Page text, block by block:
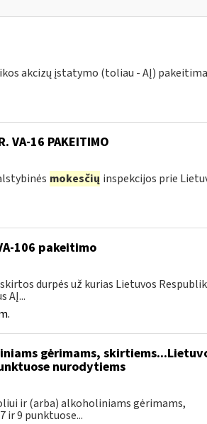
akcizų įstatymo (toliau - AĮ)
VA-16 PAKEITIMO
mokesčių inspekcijos prie
106 pakeitimo
durpės už kurias Lietuvos
AĮ...
gėrimams,
nurodytiems
ir (arba) alkoholiniams gėrimams,
ir 9 punktuose...